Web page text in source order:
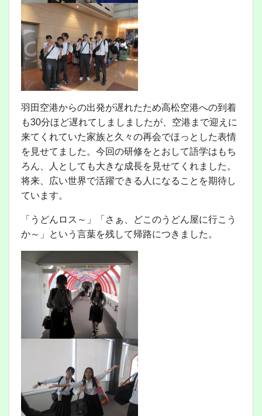
羽田空港からの出発が遅れたため高松空港への到着
も30分ほど遅れてしましましたが、空港まで迎えに
来てくれていた家族と久々の再会でほっとした表情
を見せてました。今回の研修をとおして語学はもち
ろん、人としても大きな成長を見せてくれました。
将来、広い世界で活躍できる人になることを期待し
ています。
「うどんロス～」「さぁ、どこのうどん屋に行こう
か～」という言葉を残して帰路につきました。